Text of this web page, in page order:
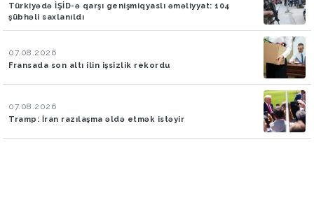
Türkiyədə İŞİD-ə qarşı genişmiqyaslı əməliyyat: 104
şübhəli saxlanıldı
07.08.2026
Fransada son altı ilin işsizlik rekordu
07.08.2026
Tramp: İran razılaşma əldə etmək istəyir